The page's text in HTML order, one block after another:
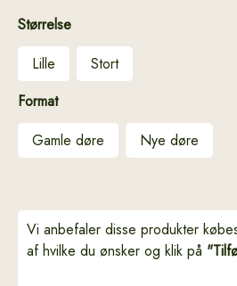
Størrelse
Lille
Stort
Format
Gamle døre
Nye døre
Vi anbefaler disse produkter
af hvilke du ønsker og klik på